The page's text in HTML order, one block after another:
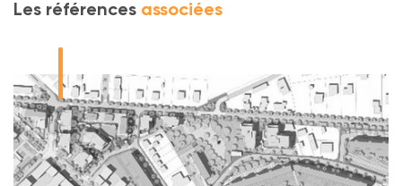
Les références associées